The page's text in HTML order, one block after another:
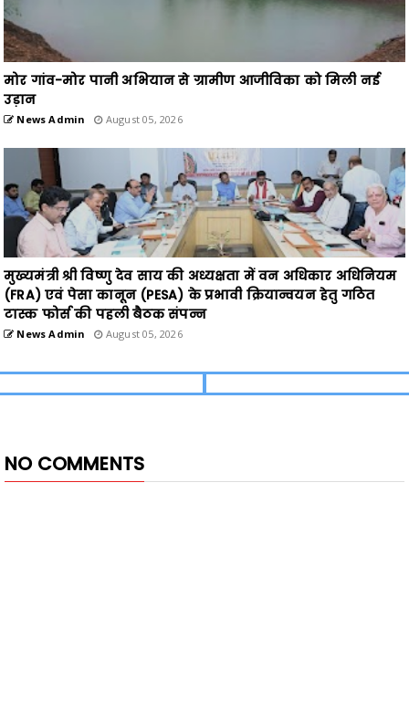
मोर गांव-मोर पानी अभियान से ग्रामीण आजीविका को मिली नई
उड़ान
News Admin August 05, 2026
मुख्यमंत्री श्री विष्णु देव साय की अध्यक्षता में वन अधिकार अधिनियम
(FRA) एवं पेसा कानून (PESA) के प्रभावी क्रियान्वयन हेतु गठित
टास्क फोर्स की पहली बैठक संपन्न
News Admin August 05, 2026
NO COMMENTS